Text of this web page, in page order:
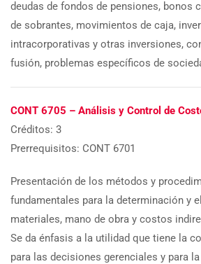
deudas de fondos de pensiones, bonos
de sobrantes, movimientos de caja,
intracorporativas y otras inversiones,
fusión, problemas específicos de
CONT 6705 – Análisis y Control de
Créditos: 3
Prerrequisitos: CONT 6701
Presentación de los métodos y
fundamentales para la determinación y
materiales, mano de obra y costos
Se da énfasis a la utilidad que tiene la
para las decisiones gerenciales y para